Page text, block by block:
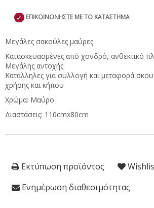
✓ ΕΠΙΚΟΙΝΩΝΗΣΤΕ ΜΕ ΤΟ ΚΑΤΑΣΤΗΜΑ
Μεγάλες σακούλες μαύρες
Κατασκευασμένες από χονδρό, ανθεκτικό
Μεγάλης αντοχής
Κατάλληλες για συλλογή και μεταφορά
χρήσης και κήπου
Χρώμα: Μαύρο
Διαστάσεις: 110cmx80cm
Εκτύπωση προϊόντος
Ενημέρωση διαθεσιμότητας